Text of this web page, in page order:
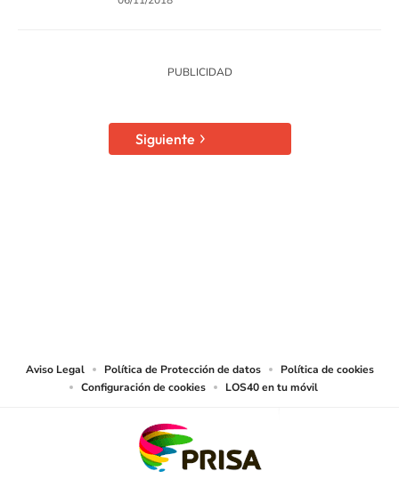
Siguiente
Aviso Legal Política de Protección de datos
Política de cookies
Configuración de cookies
LOS40 en tu móvil